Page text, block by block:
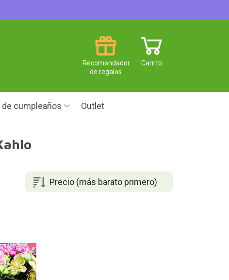
Carrito
Recomendador
de regalos
de cumpleaños Outlet
Precio (más barato primero)